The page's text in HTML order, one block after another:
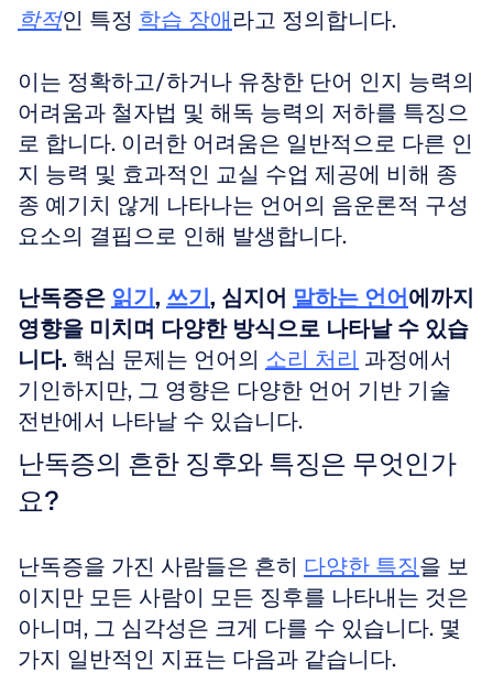
학적인 특정 학습 장애라고 정의합니다.
이는 정확하고/하거나 유창한 단어 인지 능력의
어려움과 철자법 및 해독 능력의 저하를 특징으
로 합니다. 이러한 어려움은 일반적으로 다른 인
지 능력 및 효과적인 교실 수업 제공에 비해 종
종 예기치 않게 나타나는 언어의 음운론적 구성
요소의 결핍으로 인해 발생합니다.
난독증은 읽기, 쓰기, 심지어 말하는 언어에까지
영향을 미치며 다양한 방식으로 나타날 수 있습
니다. 핵심 문제는 언어의 소리 처리 과정에서
기인하지만, 그 영향은 다양한 언어 기반 기술
전반에서 나타날 수 있습니다.
난독증의 흔한 징후와 특징은 무엇인가
요?
난독증을 가진 사람들은 흔히 다양한 특징을 보
이지만 모든 사람이 모든 징후를 나타내는 것은
아니며, 그 심각성은 크게 다를 수 있습니다. 몇
가지 일반적인 지표는 다음과 같습니다.